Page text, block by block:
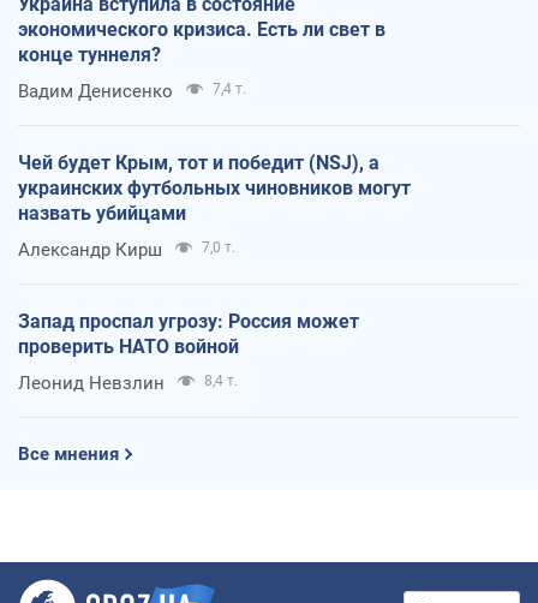
экономического кризиса. Есть ли свет в
конце туннеля?
Вадим Денисенко 7,4 т.
Чей будет Крым, тот и победит (NSJ), а
украинских футбольных чиновников могут
назвать убийцами
Александр Кирш 7,0 т.
Запад проспал угрозу: Россия может
проверить НАТО войной
Леонид Невзлин 8,4 т.
Все мнения